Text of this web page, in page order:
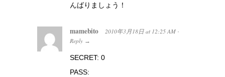
んばりましょう！
mamebito 2010年3月18日 at 12:25 AM ·
Reply →
SECRET: 0
PASS: